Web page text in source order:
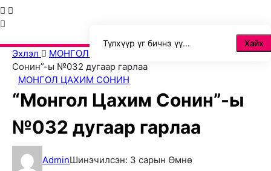
Хайх
Эхлэл МОНГОЛ ЦАХИМ СОНИН
“Монгол Цахим
Сонин”-ы №032 дугаар гарлаа
МОНГОЛ ЦАХИМ СОНИН
“Монгол Цахим Сонин”-ы
№032 дугаар гарлаа
AdminШинэчилсэн: 3 сарын Өмнө